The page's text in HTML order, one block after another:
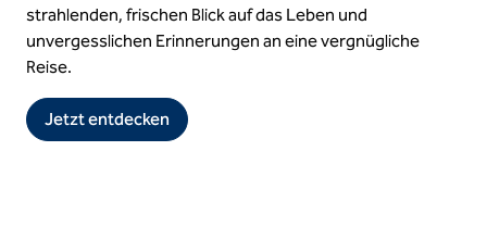
strahlenden, frischen Blick auf das Leben und
unvergesslichen Erinnerungen an eine vergnügliche
Reise.
Jetzt entdecken